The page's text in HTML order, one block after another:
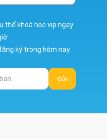
thể khoá học vip ngay
ký trong hôm nay
Gửi